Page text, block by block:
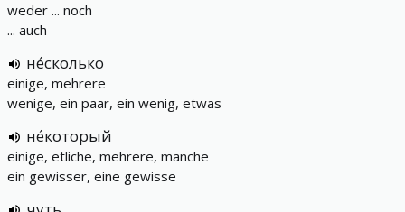
weder ... noch
... auch
не́сколько
einige, mehrere
wenige, ein paar, ein wenig, etwas
не́который
einige, etliche, mehrere, manche
ein gewisser, eine gewisse